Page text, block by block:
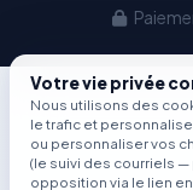
Votre vie privée
Nous utilisons des
le trafic et
ou personnaliser vos
(le suivi des courriels
opposition via le lien